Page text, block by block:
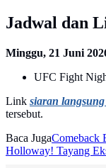
Jadwal dan
Minggu, 21 Juni
UFC Fight
Link siaran
tersebut.
Baca JugaComeback
Holloway! Tayang